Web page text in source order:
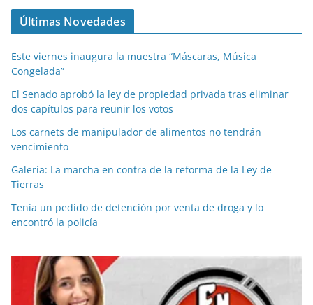
Últimas Novedades
Este viernes inaugura la muestra “Máscaras, Música
Congelada”
El Senado aprobó la ley de propiedad privada tras eliminar
dos capítulos para reunir los votos
Los carnets de manipulador de alimentos no tendrán
vencimiento
Galería: La marcha en contra de la reforma de la Ley de
Tierras
Tenía un pedido de detención por venta de droga y lo
encontró la policía